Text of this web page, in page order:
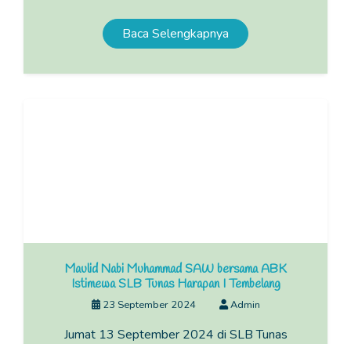
Baca Selengkapnya
Maulid Nabi Muhammad SAW bersama ABK
Istimewa SLB Tunas Harapan I Tembelang
23 September 2024 Admin
Jumat 13 September 2024 di SLB Tunas